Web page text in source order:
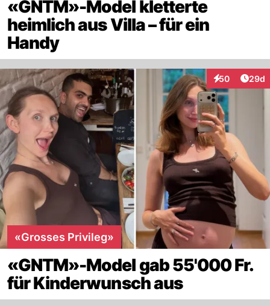
«GNTM»-Model kletterte
heimlich aus Villa – für ein
Handy
50
Interaktionen
29d
«Grosses Privileg»
«GNTM»-Model gab 55'000 Fr.
für Kinderwunsch aus